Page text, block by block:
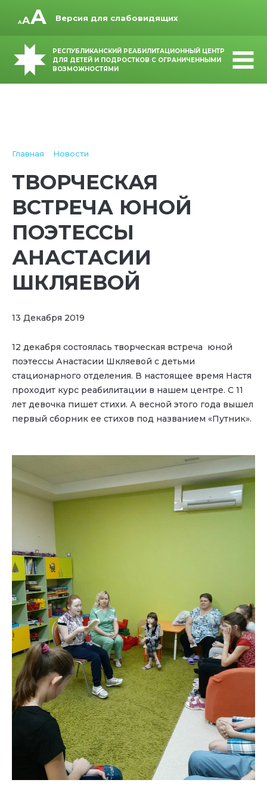
Версия для слабовидящих
РЕСПУБЛИКАНСКИЙ РЕАБИЛИТАЦИОННЫЙ ЦЕНТР
ДЛЯ ДЕТЕЙ И ПОДРОСТКОВ С ОГРАНИЧЕННЫМИ
ВОЗМОЖНОСТЯМИ
Главная Новости
ТВОРЧЕСКАЯ
ВСТРЕЧА ЮНОЙ
ПОЭТЕССЫ
АНАСТАСИИ
ШКЛЯЕВОЙ
13 Декабря 2019
12 декабря состоялась творческая встреча юной
поэтессы Анастасии Шкляевой с детьми
стационарного отделения. В настоящее время Настя
проходит курс реабилитации в нашем центре. С 11
лет девочка пишет стихи. А весной этого года вышел
первый сборник ее стихов под названием «Путник».